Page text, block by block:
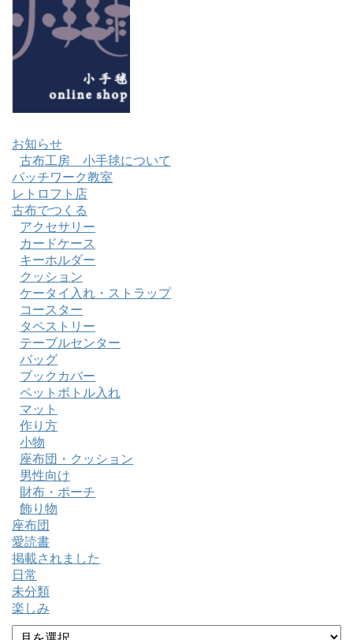
お知らせ
古布工房 小手毬について
パッチワーク教室
レトロフト店
古布でつくる
アクセサリー
カードケース
キーホルダー
クッション
ケータイ入れ・ストラップ
コースター
タペストリー
テーブルセンター
バッグ
ブックカバー
ペットボトル入れ
マット
作り方
小物
座布団・クッション
男性向け
財布・ポーチ
飾り物
座布団
愛読書
掲載されました
日常
未分類
楽しみ
ア